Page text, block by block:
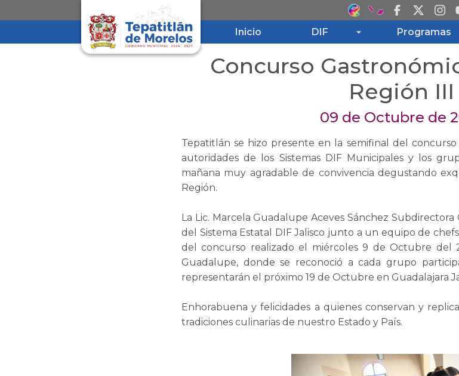
Inicio DIF Programas
Inicio
DIF
Programas
Noticias
Transparencia
Concurso
Región III
09 de Octubre de
Tepatitlán se hizo presente en la semifinal del concurso
autoridades de los Sistemas DIF Municipales y los
mañana muy agradable de convivencia degustando
Región.
La Lic. Marcela Guadalupe Aceves Sánchez
del Sistema Estatal DIF Jalisco junto a un equipo de
del concurso realizado el miércoles 9 de Octubre del
Guadalupe, donde se reconoció a cada grupo
representarán el próximo 19 de Octubre en Guadalajara
Enhorabuena y felicidades a quienes conservan y
tradiciones culinarias de nuestro Estado y País.